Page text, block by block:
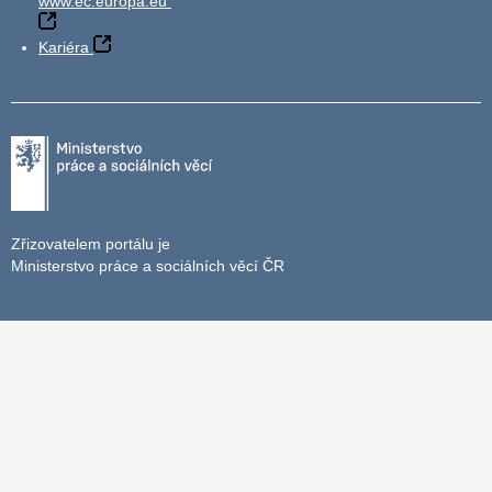
Kariéra
Zřizovatelem portálu je
Ministerstvo práce a sociálních věcí ČR